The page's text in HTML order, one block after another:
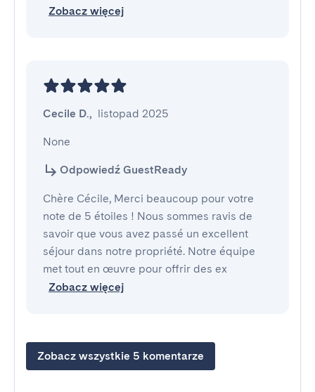
Zobacz więcej
Cecile D., listopad 2025
None
Odpowiedź GuestReady
Chère Cécile, Merci beaucoup pour votre
note de 5 étoiles ! Nous sommes ravis de
savoir que vous avez passé un excellent
séjour dans notre propriété. Notre équipe
met tout en œuvre pour offrir des ex
Zobacz więcej
Zobacz wszystkie 5 komentarze